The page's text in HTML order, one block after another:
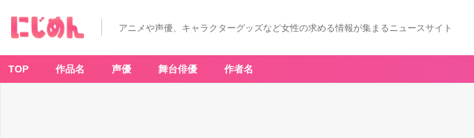
アニメや声優、キャラクターグッズなど女性の求める情報が集まるニュースサイト
TOP 作品名 声優 舞台俳優 作者名